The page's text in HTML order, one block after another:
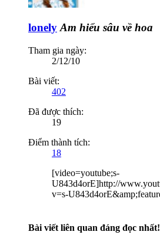
lonely Am hiểu sâu về hoa
Tham gia ngày:
2/12/10
Bài viết:
402
Đã được thích:
19
Điểm thành tích:
18
[video=youtube;s-
U843d4orE]http://
v=s-
Bài viết liên quan đáng đọc nhất!